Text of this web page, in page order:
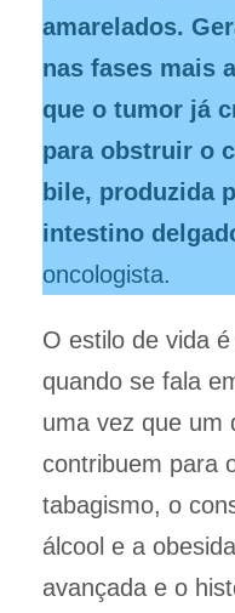
amarelados.
nas fases mais
que o tumor já
para obstruir o
bile, produzida
intestino
oncologista.
O estilo de vida
quando se fala
uma vez que um
contribuem para
tabagismo, o
álcool e a
avançada e o